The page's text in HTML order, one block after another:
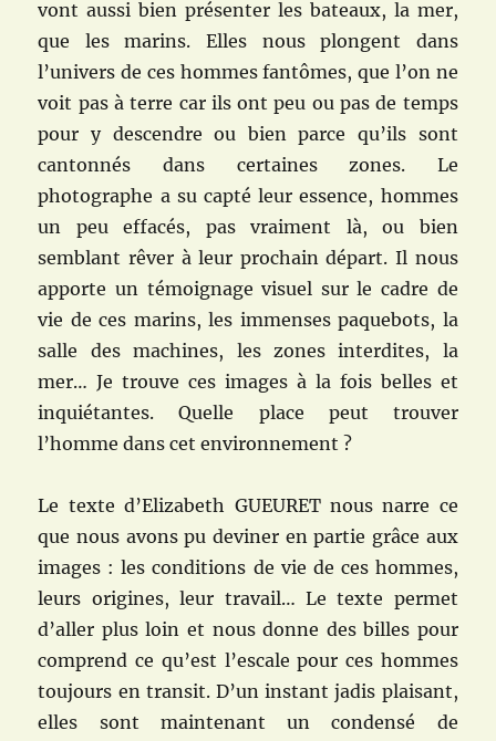
vont aussi bien présenter les bateaux, la mer,
que les marins. Elles nous plongent dans
l’univers de ces hommes fantômes, que l’on ne
voit pas à terre car ils ont peu ou pas de temps
pour y descendre ou bien parce qu’ils sont
cantonnés dans certaines zones. Le
photographe a su capté leur essence, hommes
un peu effacés, pas vraiment là, ou bien
semblant rêver à leur prochain départ. Il nous
apporte un témoignage visuel sur le cadre de
vie de ces marins, les immenses paquebots, la
salle des machines, les zones interdites, la
mer… Je trouve ces images à la fois belles et
inquiétantes. Quelle place peut trouver
l’homme dans cet environnement ?
Le texte d’Elizabeth GUEURET nous narre ce
que nous avons pu deviner en partie grâce aux
images : les conditions de vie de ces hommes,
leurs origines, leur travail… Le texte permet
d’aller plus loin et nous donne des billes pour
comprend ce qu’est l’escale pour ces hommes
toujours en transit. D’un instant jadis plaisant,
elles sont maintenant un condensé de